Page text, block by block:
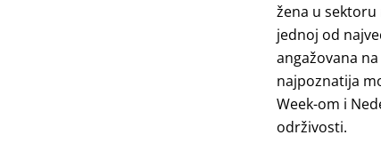
žena u
jednoj od
angažovana
najpoznatija
Week-om i
održivosti.